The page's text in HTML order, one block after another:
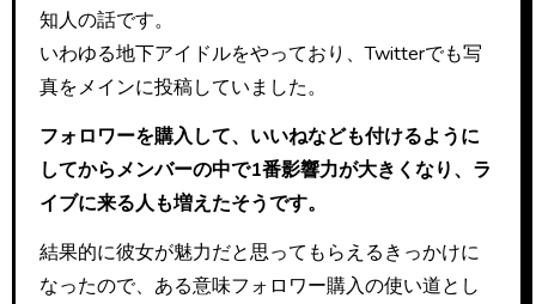
知人の話です。
いわゆる地下アイドルをやっており、Twitterでも写
真をメインに投稿していました。
フォロワーを購入して、いいねなども付けるように
してからメンバーの中で1番影響力が大きくなり、ラ
イブに来る人も増えたそうです。
結果的に彼女が魅力だと思ってもらえるきっかけに
なったので、ある意味フォロワー購入の使い道とし